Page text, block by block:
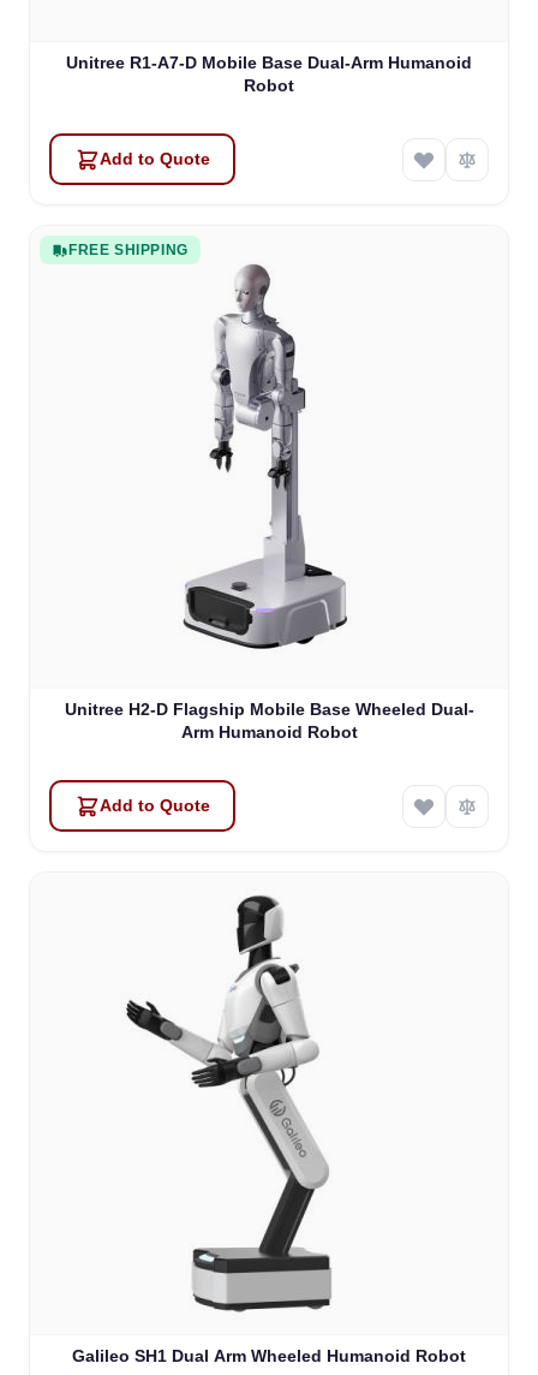
Unitree R1-A7-D Mobile Base Dual-Arm Humanoid
Robot
Add to Quote
FREE SHIPPING
Unitree H2-D Flagship Mobile Base Wheeled Dual-
Arm Humanoid Robot
Add to Quote
Galileo SH1 Dual Arm Wheeled Humanoid Robot